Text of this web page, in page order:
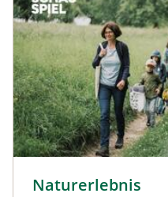
Naturerlebnis